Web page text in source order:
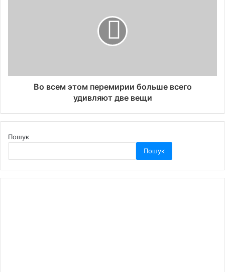
Во всем этом перемирии больше всего
удивляют две вещи
Пошук
Пошук